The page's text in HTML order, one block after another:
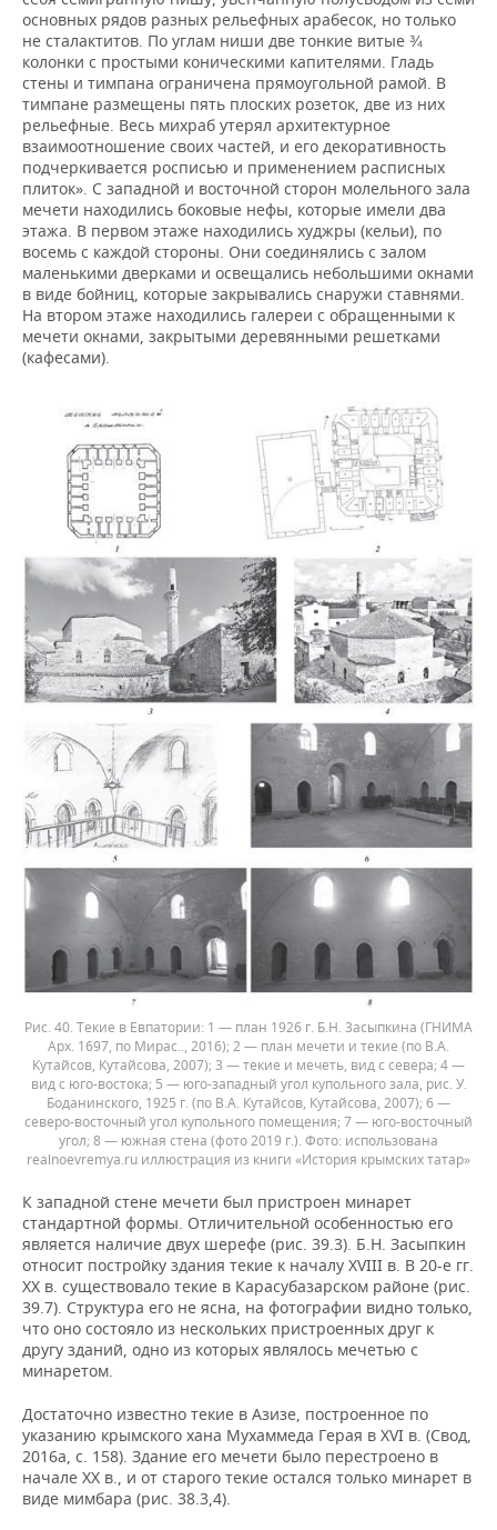
основных рядов разных рельефных арабесок, но только
не сталактитов. По углам ниши две тонкие витые ¾
колонки с простыми коническими капителями. Гладь
стены и тимпана ограничена прямоугольной рамой. В
тимпане размещены пять плоских розеток, две из них
рельефные. Весь михраб утерял архитектурное
взаимоотношение своих частей, и его декоративность
подчеркивается росписью и применением расписных
плиток». С западной и восточной сторон молельного зала
мечети находились боковые нефы, которые имели два
этажа. В первом этаже находились худжры (кельи), по
восемь с каждой стороны. Они соединялись с залом
маленькими дверками и освещались небольшими окнами
в виде бойниц, которые закрывались снаружи ставнями.
На втором этаже находились галереи с обращенными к
мечети окнами, закрытыми деревянными решетками
(кафесами).
Рис. 40. Текие в Евпатории: 1 — план 1926 г. Б.Н. 3асыпкина (ГНИМА
Арх. 1697, по Мирас.., 2016); 2 — план мечети и текие (по В.А.
Кутайсов, Кутайсова, 2007); 3 — текие и мечеть, вид с севера; 4 —
вид с юго-востока; 5 — юго-западный угол купольного зала, рис. У.
Боданинского, 1925 г. (по В.А. Кутайсов, Кутайсова, 2007); 6 —
северо-восточный угол купольного помещения; 7 — юго-восточный
угол; 8 — южная стена (фото 2019 г.).
использована
realnoevremya.ru иллюстрация из книги «История крымских татар»
К западной стене мечети был пристроен минарет
стандартной формы. Отличительной особенностью его
является наличие двух шерефе (рис. 39.3). Б.Н. Засыпкин
относит постройку здания текие к началу XVIII в. В 20-е гг.
XX в. существовало текие в Карасубазарском районе (рис.
39.7). Структура его не ясна, на фотографии видно только,
что оно состояло из нескольких пристроенных друг к
другу зданий, одно из которых являлось мечетью с
минаретом.
Достаточно известно текие в Азизе, построенное по
указанию крымского хана Мухаммеда Герая в XVI в. (Свод,
2016а, с. 158). Здание его мечети было перестроено в
начале XX в., и от старого текие остался только минарет в
виде мимбара (рис. 38.3,4).